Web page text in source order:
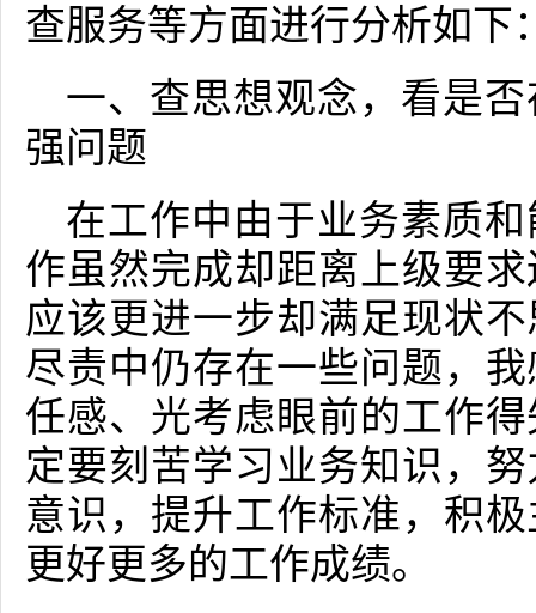
查服务等方面进行分析如下
一、查思想观念，看是
强问题
在工作中由于业务素质
作虽然完成却距离上级要
应该更进一步却满足现状
尽责中仍存在一些问题，
任感、光考虑眼前的工作
定要刻苦学习业务知识，
意识，提升工作标准，积
更好更多的工作成绩。